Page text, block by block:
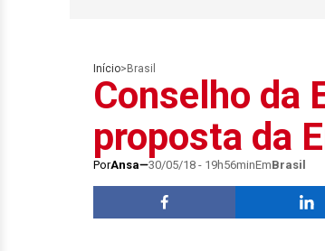
Início> Brasil
Conselho da
proposta da
PorAnsa 30/05/18 - 19h56minEmBrasil